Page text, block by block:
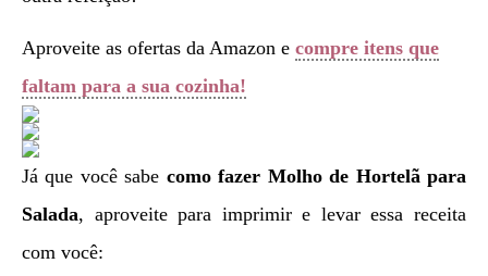
Aproveite as ofertas da Amazon e compre itens que
faltam para a sua cozinha!
Já que você sabe como fazer Molho de Hortelã para
Salada, aproveite para imprimir e levar essa receita
com você: